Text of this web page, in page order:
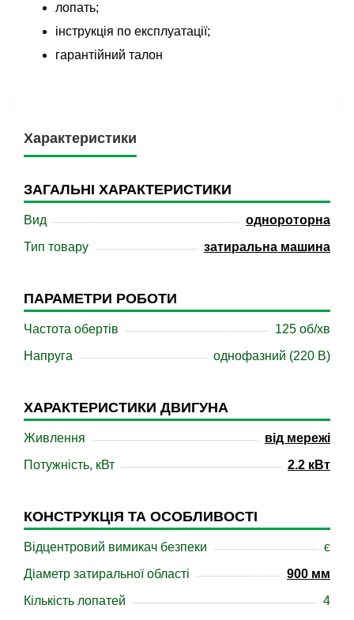
лопать;
інструкція по експлуатації;
гарантійний талон
Характеристики
ЗАГАЛЬНІ ХАРАКТЕРИСТИКИ
Вид
однороторна
Тип товару
затиральна машина
ПАРАМЕТРИ РОБОТИ
Частота обертів
125 об/хв
Напруга
однофазний (220 В)
ХАРАКТЕРИСТИКИ ДВИГУНА
Живлення
від мережі
Потужність, кВт
2.2 кВт
КОНСТРУКЦІЯ ТА ОСОБЛИВОСТІ
Відцентровий вимикач безпеки
є
Діаметр затиральної області
900 мм
Кількість лопатей
4